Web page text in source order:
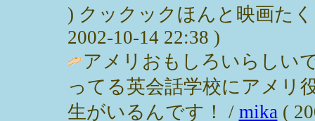
) クックックほんと映画た
2002-10-14 22:38 )
アメリおもしろいらし
ってる英会話学校にアメリ
生がいるんです！ / mika (